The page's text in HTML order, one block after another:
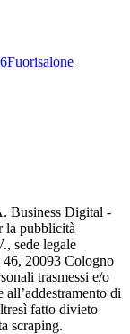
Fuorisalone
Business Digital -
la pubblicità
sede legale
20093 Cologno
trasmessi e/o
di
fatto divieto
scraping.